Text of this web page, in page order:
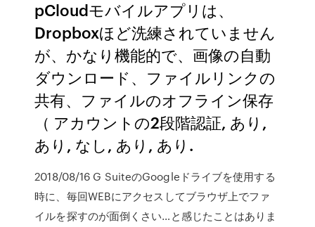
pCloudモバイルアプリは、
Dropboxほど洗練されていません
が、かなり機能的で、画像の自動
ダウンロード、ファイルリンクの
共有、ファイルのオフライン保存
（ アカウントの2段階認証, あり,
あり, なし, あり, あり.
2018/08/16 G SuiteのGoogleドライブを使用する
時に、毎回WEBにアクセスしてブラウザ上でファ
イルを探すのが面倒くさい…と感じたことはありま